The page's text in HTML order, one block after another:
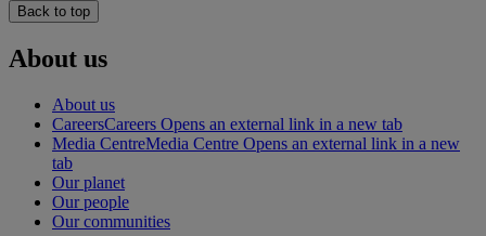
Back to top
About us
About us
CareersCareers Opens an external link in a new tab
Media CentreMedia Centre Opens an external link in a new
tab
Our planet
Our people
Our communities